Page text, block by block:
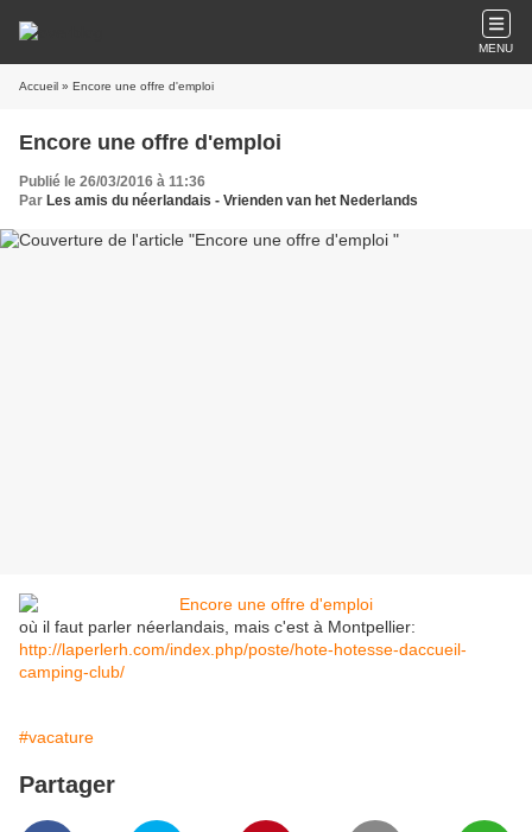
MENU
Accueil » Encore une offre d'emploi
Encore une offre d'emploi
Publié le 26/03/2016 à 11:36
Par Les amis du néerlandais - Vrienden van het Nederlands
où il faut parler néerlandais, mais c'est à Montpellier:
http://laperlerh.com/index.php/poste/hote-hotesse-daccueil-
camping-club/
#vacature
Partager